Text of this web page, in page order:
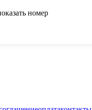
номер